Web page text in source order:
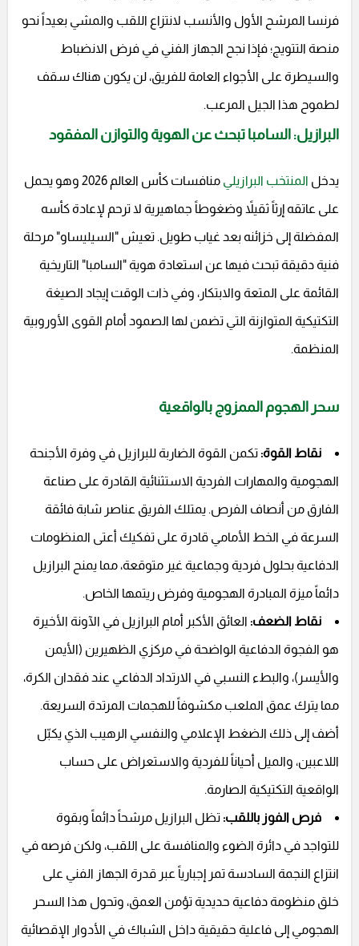
فرنسا المرشح الأول والأنسب لانتزاع اللقب والمشي بعيداً نحو
منصة التتويج؛ فإذا نجح الجهاز الفني في فرض الانضباط
والسيطرة على الأجواء العامة للفريق، لن يكون هناك سقف
لطموح هذا الجيل المرعب.
البرازيل: السامبا تبحث عن الهوية والتوازن المفقود
يدخل المنتخب البرازيلي منافسات كأس العالم 2026 وهو يحمل
على عاتقه إرثاً ثقيلاً وضغوطاً جماهيرية لا ترحم لإعادة كأسه
المفضلة إلى خزائنه بعد غياب طويل. تعيش "السيليساو" مرحلة
فنية دقيقة تبحث فيها عن استعادة هوية "السامبا" التاريخية
القائمة على المتعة والابتكار، وفي ذات الوقت إيجاد الصيغة
التكتيكية المتوازنة التي تضمن لها الصمود أمام القوى الأوروبية
المنظمة.
سحر الهجوم الممزوج بالواقعية
نقاط القوة:تكمن القوة الضاربة للبرازيل في وفرة الأجنحة
الهجومية والمهارات الفردية الاستثنائية القادرة على صناعة
الفارق من أنصاف الفرص. يمتلك الفريق عناصر شابة فائقة
السرعة في الخط الأمامي قادرة على تفكيك أعتى المنظومات
الدفاعية بحلول فردية وجماعية غير متوقعة، مما يمنح البرازيل
دائماً ميزة المبادرة الهجومية وفرض ريتمها الخاص.
نقاط الضعف: العائق الأكبر أمام البرازيل في الآونة الأخيرة
هو الفجوة الدفاعية الواضحة في مركزي الظهيرين (الأيمن
والأيسر)، والبطء النسبي في الارتداد الدفاعي عند فقدان الكرة،
مما يترك عمق الملعب مكشوفاً للهجمات المرتدة السريعة.
أضف إلى ذلك الضغط الإعلامي والنفسي الرهيب الذي يكبّل
اللاعبين، والميل أحياناً للفردية والاستعراض على حساب
الواقعية التكتيكية الصارمة.
فرص الفوز باللقب:تظل البرازيل مرشحاً دائماً وبقوة
للتواجد في دائرة الضوء والمنافسة على اللقب، ولكن فرصه في
انتزاع النجمة السادسة تمر إجبارياً عبر قدرة الجهاز الفني على
خلق منظومة دفاعية حديدية تؤمن العمق، وتحول هذا السحر
الهجومي إلى فاعلية حقيقية داخل الشباك في الأدوار الإقصائية